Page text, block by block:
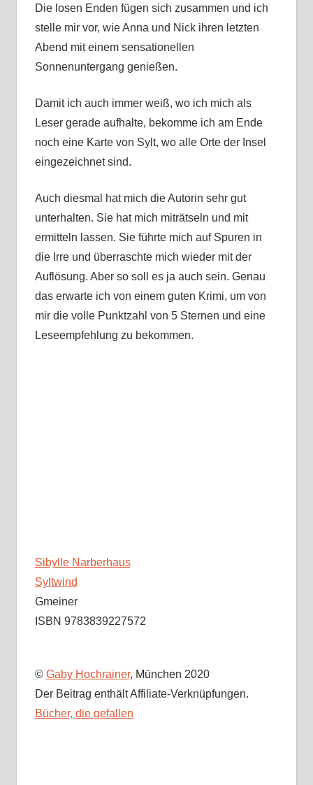
Die losen Enden fügen sich zusammen und ich
stelle mir vor, wie Anna und Nick ihren letzten
Abend mit einem sensationellen
Sonnenuntergang genießen.
Damit ich auch immer weiß, wo ich mich als
Leser gerade aufhalte, bekomme ich am Ende
noch eine Karte von Sylt, wo alle Orte der Insel
eingezeichnet sind.
Auch diesmal hat mich die Autorin sehr gut
unterhalten. Sie hat mich miträtseln und mit
ermitteln lassen. Sie führte mich auf Spuren in
die Irre und überraschte mich wieder mit der
Auflösung. Aber so soll es ja auch sein. Genau
das erwarte ich von einem guten Krimi, um von
mir die volle Punktzahl von 5 Sternen und eine
Leseempfehlung zu bekommen.
Sibylle Narberhaus
Syltwind
Gmeiner
ISBN 9783839227572
© Gaby Hochrainer, München 2020
Der Beitrag enthält Affiliate-Verknüpfungen.
Bücher, die gefallen